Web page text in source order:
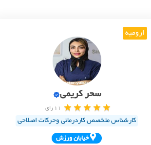
ارومیه
سحر کریمی
11 رای
کارشناس متخصص کاردرمانی وحرکات اصلاحی
خيابان ورزش